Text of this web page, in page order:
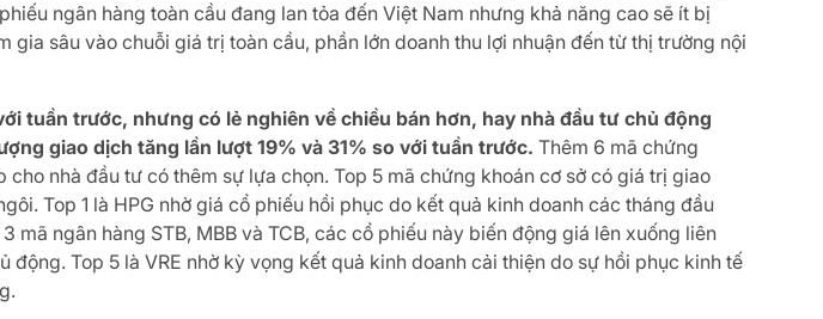
ngân hàng toàn cầu đang lan tỏa đến Việt Nam nhưng khả năng cao sẽ ít bị
gia sâu vào chuỗi giá trị toàn cầu, phần lớn doanh thu lợi nhuận đến từ thị trường nội
tuần trước, nhưng có lẻ nghiên về chiều bán hơn, hay nhà đầu tư chủ động
giao dịch tăng lần lượt 19% và 31% so với tuần trước. Thêm 6 mã chứng
nhà đầu tư có thêm sự lựa chọn. Top 5 mã chứng khoán cơ sở có giá trị giao
Top 1 là HPG nhờ giá cổ phiếu hồi phục do kết quả kinh doanh các tháng đầu
mã ngân hàng STB, MBB và TCB, các cổ phiếu này biến động giá lên xuống liên
Top 5 là VRE nhờ kỳ vọng kết quả kinh doanh cải thiện do sự hồi phục kinh tế